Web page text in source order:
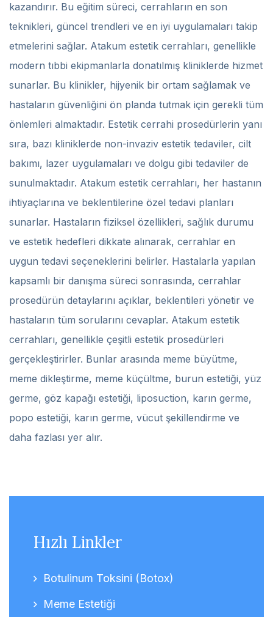
kazandırır. Bu eğitim süreci, cerrahların en son
teknikleri, güncel trendleri ve en iyi uygulamaları takip
etmelerini sağlar. Atakum estetik cerrahları, genellikle
modern tıbbi ekipmanlarla donatılmış kliniklerde hizmet
sunarlar. Bu klinikler, hijyenik bir ortam sağlamak ve
hastaların güvenliğini ön planda tutmak için gerekli tüm
önlemleri almaktadır. Estetik cerrahi prosedürlerin yanı
sıra, bazı kliniklerde non-invaziv estetik tedaviler, cilt
bakımı, lazer uygulamaları ve dolgu gibi tedaviler de
sunulmaktadır. Atakum estetik cerrahları, her hastanın
ihtiyaçlarına ve beklentilerine özel tedavi planları
sunarlar. Hastaların fiziksel özellikleri, sağlık durumu
ve estetik hedefleri dikkate alınarak, cerrahlar en
uygun tedavi seçeneklerini belirler. Hastalarla yapılan
kapsamlı bir danışma süreci sonrasında, cerrahlar
prosedürün detaylarını açıklar, beklentileri yönetir ve
hastaların tüm sorularını cevaplar. Atakum estetik
cerrahları, genellikle çeşitli estetik prosedürleri
gerçekleştirirler. Bunlar arasında meme büyütme,
meme dikleştirme, meme küçültme, burun estetiği, yüz
germe, göz kapağı estetiği, liposuction, karın germe,
popo estetiği, karın germe, vücut şekillendirme ve
daha fazlası yer alır.
Hızlı Linkler
Botulinum Toksini (Botox)
Meme Estetiği